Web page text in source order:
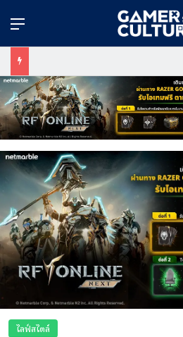
Menu
ไลฟ์สไตล์